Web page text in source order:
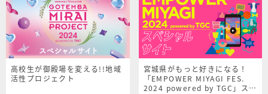
高校生が御殿場を変える!!地域
活性プロジェクト
宮城県がもっと好きになる！
「EMPOWER MIYAGI FES.
2024 powered by TGC」スペ